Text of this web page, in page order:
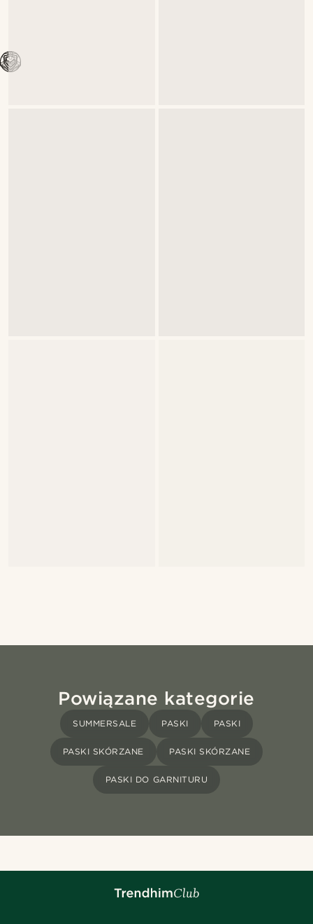
Powiązane kategorie
SUMMERSALE PASKI PASKI
PASKI SKÓRZANE PASKI SKÓRZANE
PASKI DO GARNITURU